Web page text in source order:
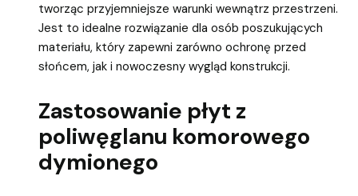
tworząc przyjemniejsze warunki wewnątrz przestrzeni.
Jest to idealne rozwiązanie dla osób poszukujących
materiału, który zapewni zarówno ochronę przed
słońcem, jak i nowoczesny wygląd konstrukcji.
Zastosowanie płyt z
poliwęglanu komorowego
dymionego